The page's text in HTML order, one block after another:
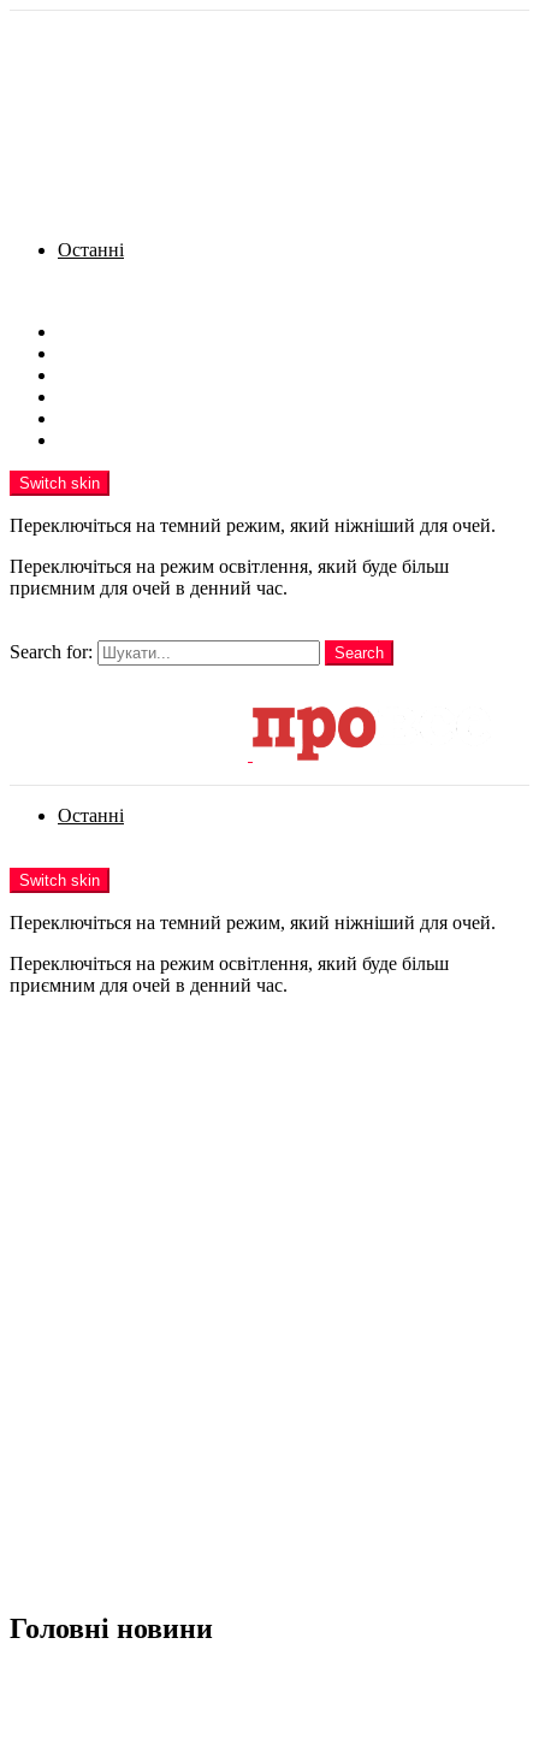
Останні
Switch skin
Переключіться на темний режим, який ніжніший для очей.
Переключіться на режим освітлення, який буде більш
приємним для очей в денний час.
Search for:
Search
Останні
Switch skin
Переключіться на темний режим, який ніжніший для очей.
Переключіться на режим освітлення, який буде більш
приємним для очей в денний час.
Головні новини